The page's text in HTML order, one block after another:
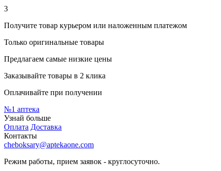
3
Получите товар курьером или наложенным платежом
Только оригинальные товары
Предлагаем самые низкие цены
Заказывайте товары в 2 клика
Оплачивайте при получении
№1 аптека
Узнай больше
Оплата Доставка
Контакты
cheboksary@aptekaone.com
Режим работы, прием заявок - круглосуточно.